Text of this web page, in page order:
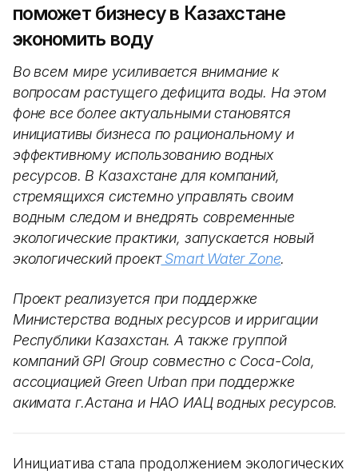
поможет бизнесу в Казахстане
экономить воду
Во всем мире усиливается внимание к
вопросам растущего дефицита воды. На этом
фоне все более актуальными становятся
инициативы бизнеса по рациональному и
эффективному использованию водных
ресурсов. В Казахстане для компаний,
стремящихся системно управлять своим
водным следом и внедрять современные
экологические практики, запускается новый
экологический проектSmart Water Zone.
Проект реализуется при поддержке
Министерства водных ресурсов и ирригации
Республики Казахстан. А также группой
компаний GPI Group совместно с Coca-Cola,
ассоциацией Green Urban при поддержке
акимата г.Астана и НАО ИАЦ водных ресурсов.
Инициатива стала продолжением экологических